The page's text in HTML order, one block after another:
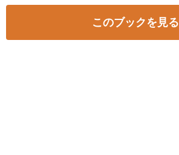
このブックを見る